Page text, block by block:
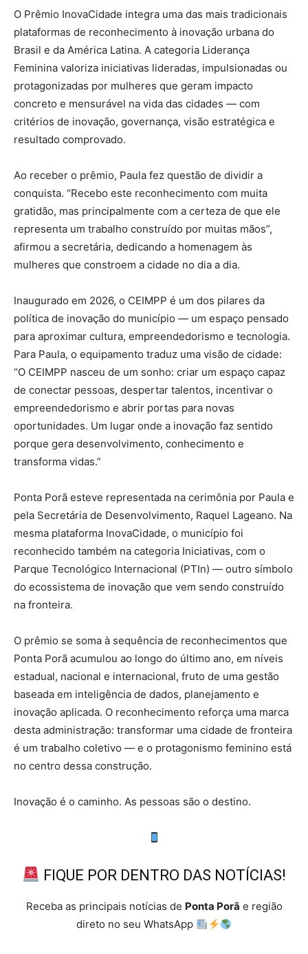
O Prêmio InovaCidade integra uma das mais tradicionais
plataformas de reconhecimento à inovação urbana do
Brasil e da América Latina. A categoria Liderança
Feminina valoriza iniciativas lideradas, impulsionadas ou
protagonizadas por mulheres que geram impacto
concreto e mensurável na vida das cidades — com
critérios de inovação, governança, visão estratégica e
resultado comprovado.
Ao receber o prêmio, Paula fez questão de dividir a
conquista. “Recebo este reconhecimento com muita
gratidão, mas principalmente com a certeza de que ele
representa um trabalho construído por muitas mãos”,
afirmou a secretária, dedicando a homenagem às
mulheres que constroem a cidade no dia a dia.
Inaugurado em 2026, o CEIMPP é um dos pilares da
política de inovação do município — um espaço pensado
para aproximar cultura, empreendedorismo e tecnologia.
Para Paula, o equipamento traduz uma visão de cidade:
“O CEIMPP nasceu de um sonho: criar um espaço capaz
de conectar pessoas, despertar talentos, incentivar o
empreendedorismo e abrir portas para novas
oportunidades. Um lugar onde a inovação faz sentido
porque gera desenvolvimento, conhecimento e
transforma vidas.”
Ponta Porã esteve representada na cerimônia por Paula e
pela Secretária de Desenvolvimento, Raquel Lageano. Na
mesma plataforma InovaCidade, o município foi
reconhecido também na categoria Iniciativas, com o
Parque Tecnológico Internacional (PTIn) — outro símbolo
do ecossistema de inovação que vem sendo construído
na fronteira.
O prêmio se soma à sequência de reconhecimentos que
Ponta Porã acumulou ao longo do último ano, em níveis
estadual, nacional e internacional, fruto de uma gestão
baseada em inteligência de dados, planejamento e
inovação aplicada. O reconhecimento reforça uma marca
desta administração: transformar uma cidade de fronteira
é um trabalho coletivo — e o protagonismo feminino está
no centro dessa construção.
Inovação é o caminho. As pessoas são o destino.
FIQUE POR DENTRO DAS NOTÍCIAS!
Receba as principais notícias de Ponta Porã e região
direto no seu WhatsApp